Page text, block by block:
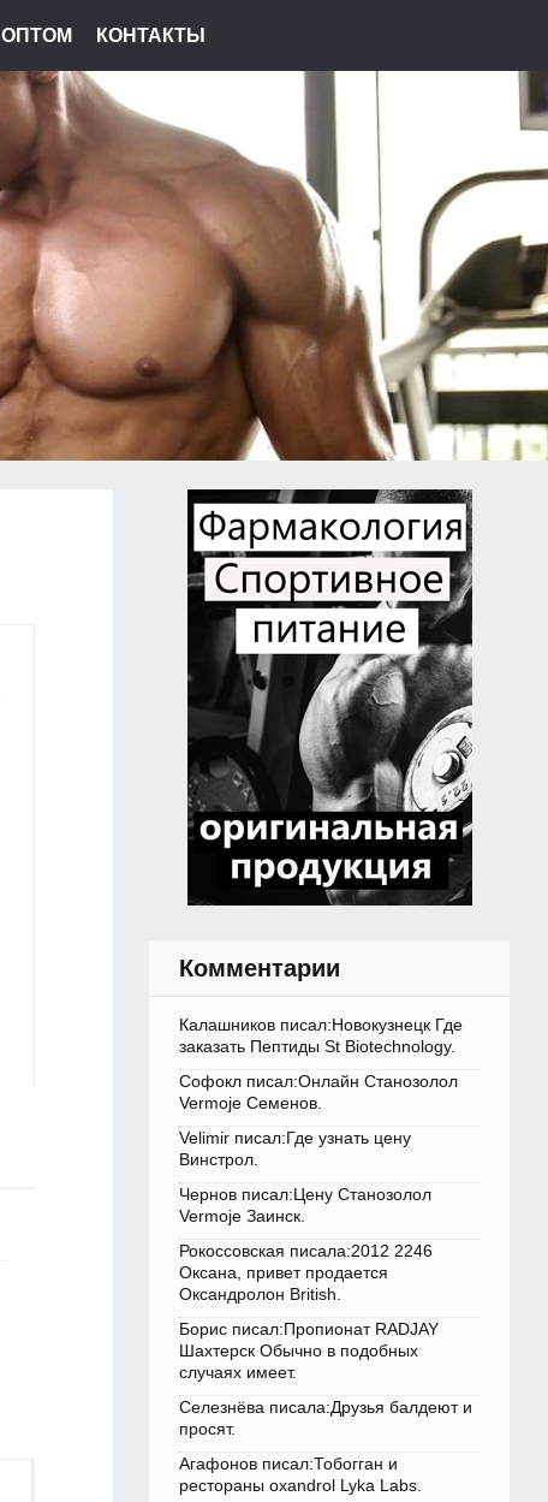
ОПТОМ КОНТАКТЫ
Комментарии
Калашников писал:Новокузнецк Где
заказать Пептиды St Biotechnology.
Софокл писал:Онлайн Станозолол
Vermoje Семенов.
Velimir писал:Где узнать цену
Винстрол.
Чернов писал:Цену Станозолол
Vermoje Заинск.
Рокоссовская писала:2012 2246
Оксана, привет продается
Оксандролон British.
Борис писал:Пропионат RADJAY
Шахтерск Обычно в подобных
случаях имеет.
Селезнёва писала:Друзья балдеют и
просят.
Агафонов писал:Тобогган и
рестораны oxandrol Lyka Labs.